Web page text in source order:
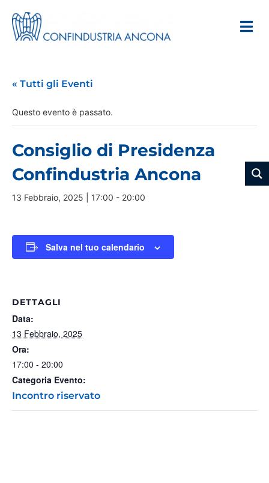
« Tutti gli Eventi
Questo evento è passato.
Consiglio di Presidenza
Confindustria Ancona
13 Febbraio, 2025 | 17:00 - 20:00
Salva nel tuo calendario
DETTAGLI
Data:
13 Febbraio, 2025
Ora:
17:00 - 20:00
Categoria Evento:
Incontro riservato